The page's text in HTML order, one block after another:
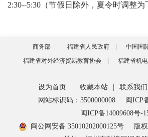
2:30--5:30（节假日除外，夏令时调整为
商务部 福建省人民政府
中国国
福建省对外经济贸易教育协会
福建省机
设为首页 收藏本站 联系我们
网站标识码：3500000008
闽ICP
闽ICP备14009608号-
闽公网安备 35010202000125号
版